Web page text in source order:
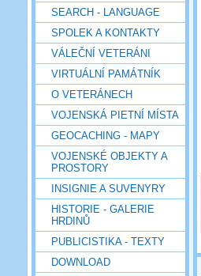
SEARCH - LANGUAGE
SPOLEK A KONTAKTY
VÁLEČNÍ VETERÁNI
VIRTUÁLNÍ PAMÁTNÍK
O VETERÁNECH
VOJENSKÁ PIETNÍ MÍSTA
GEOCACHING - MAPY
VOJENSKÉ OBJEKTY A
PROSTORY
INSIGNIE A SUVENYRY
HISTORIE - GALERIE
HRDINŮ
PUBLICISTIKA - TEXTY
DOWNLOAD